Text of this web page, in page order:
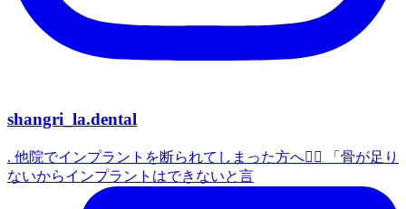
shangri_la.dental
. 他院でインプラントを断られてしまった方へ👨‍⚕️ 「骨が足り
ないからインプラントはできないと言